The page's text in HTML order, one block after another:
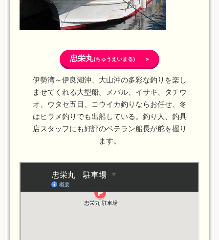
忠栄丸(ちゅうえいまる) >
伊勢湾～伊良湖沖、大山沖の多彩な釣りを楽し
ませてくれる大型船。メバル、イサキ、タチウ
オ、ウタセ五目、コウイカ釣りならお任せ、冬
はヒラメ釣りでも出船している。釣り人、釣具
店スタッフにも好評のベテラン船長が舵を握り
ます。